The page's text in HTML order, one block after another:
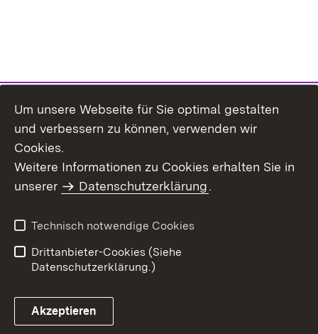
Um unsere Webseite für Sie optimal gestalten
und verbessern zu können, verwenden wir
Cookies.
Weitere Informationen zu Cookies erhalten Sie in
unserer
Datenschutzerklärung.
Technisch notwendige Cookies
Drittanbieter-Cookies (Siehe
Datenschutzerklärung.)
Akzeptieren